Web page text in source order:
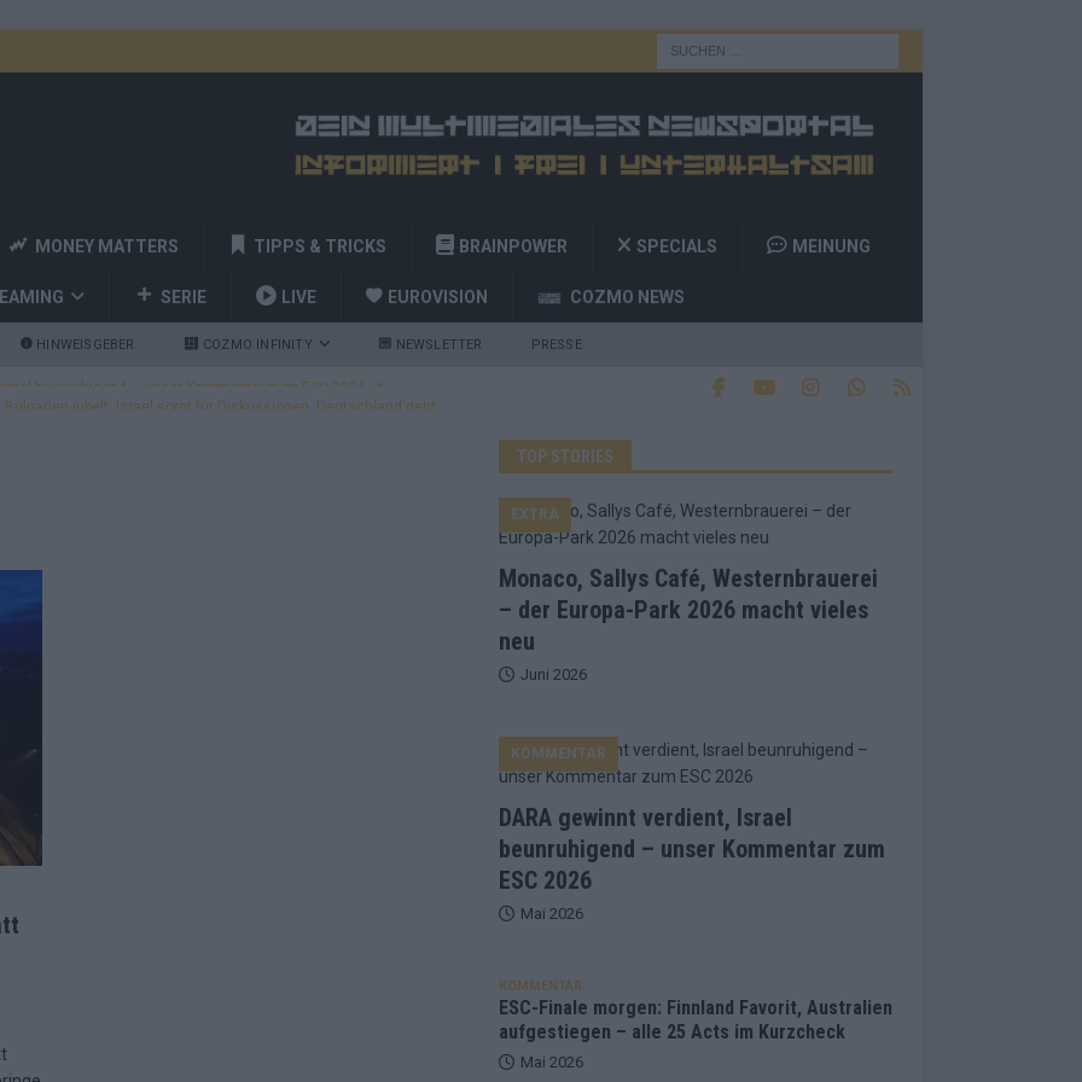
MONEY MATTERS TIPPS & TRICKS BRAINPOWER SPECIALS MEINUNG
SERIE LIVE EUROVISION COZMO NEWS
HINWEISGEBER COZMO INFINITY NEWSLETTER PRESSE
Bulgarien jubelt, Israel sorgt für Diskussionen, Deutschland geht
Favorit, Australien aufgestiegen – alle 25 Acts im Kurzcheck
Zahl zur Ikone wurde: 70 Jahre ESC-Wertungsgeschichte!
– 26 Länder wollen den Sieg in Wien
– der Rest des ESC-Halbfinales war solide, aber kein Feuerwerk
die Wettquoten – vier sicher, sechs zittern, einer chancenlos!
– der Europa-Park 2026 macht vieles neu
TOP STORIES
Monaco, Sallys Café, Westernbrauerei
– der Europa-Park 2026 macht vieles
neu
EXTRA
Juni 2026
DARA gewinnt verdient, Israel
beunruhigend – unser Kommentar zum
ESC 2026
KOMMENTAR
Mai 2026
KOMMENTAR
ESC-Finale morgen: Finnland Favorit, Australien
aufgestiegen – alle 25 Acts im Kurzcheck
Mai 2026